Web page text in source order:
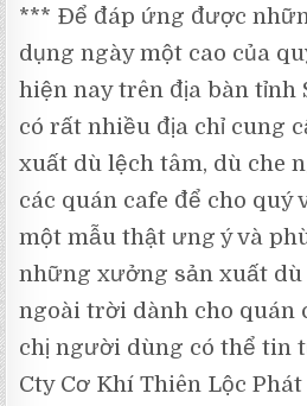
*** Để đáp ứng được
dụng ngày một cao của
hiện nay trên địa bàn tỉnh
có rất nhiều địa chỉ cung
xuất dù lệch tâm, dù che
các quán cafe để cho quý
một mẫu thật ưng ý và
những xưởng sản xuất dù
ngoài trời dành cho quán
chị người dùng có thể tin
Cty Cơ Khí Thiên Lộc